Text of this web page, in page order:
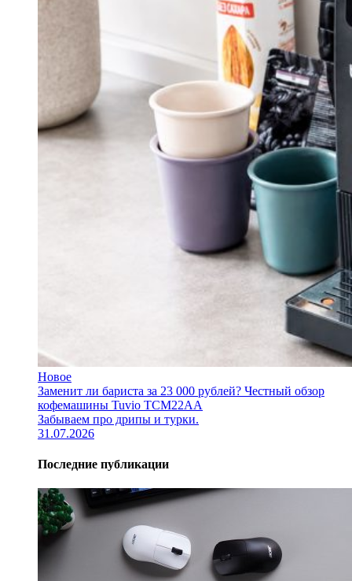
Новое
Заменит ли бариста за 23 000 рублей? Честный обзор
кофемашины Tuvio TCM22AA
Забываем про дрипы и турки.
31.07.2026
Последние публикации